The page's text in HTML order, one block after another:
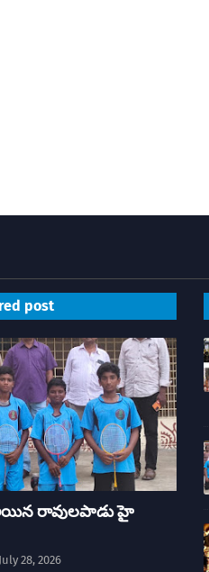
post
అయిన రావులపాడు హై
July 28, 2026